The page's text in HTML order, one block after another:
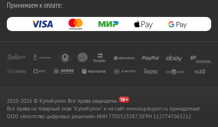
Принимаем к оплате:
2010-2026 © КупиКупон. Все права защищены.
Все права на товарный знак "КупиКупон" и на сайт www.kupikupon.ru принадлежат
OOO «Агентство цифровых решений» ИНН 7705523387, ОГРН 1127747063212